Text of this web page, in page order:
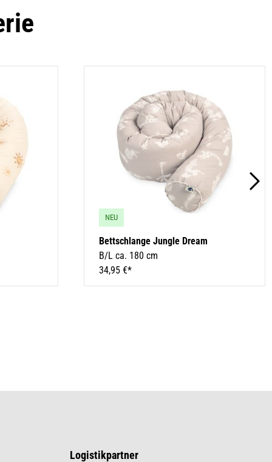
NEU
Bettschlange Jungle Dream
B/L ca. 180 cm
34,95 €*
Logistikpartner